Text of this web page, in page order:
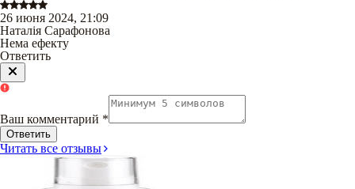
26 июня 2024, 21:09
Наталія Сарафонова
Нема ефекту
Ответить
Ваш комментарий *
Ответить
Читать все отзывы